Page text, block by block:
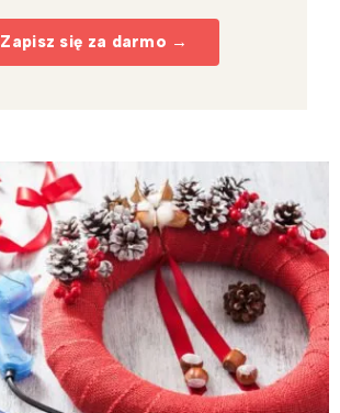
Zapisz się za darmo →